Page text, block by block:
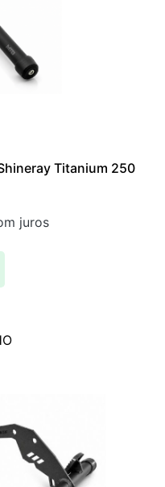
Titanium 250
juros